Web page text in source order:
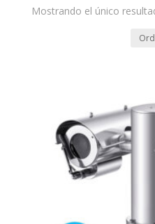
Mostrando el único